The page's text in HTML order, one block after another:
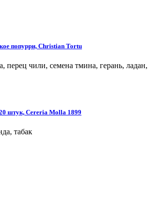
попурри, Christian Tortu
перец чили, семена тмина, герань,
штук, Cereria Molla 1899
табак